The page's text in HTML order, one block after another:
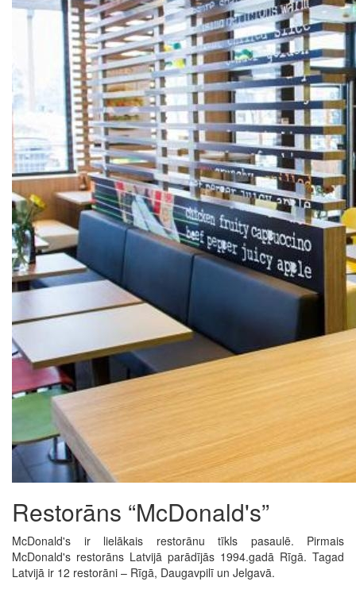
Restorāns “McDonald's”
McDonald's ir lielākais restorānu tīkls pasaulē. Pirmais
McDonald's restorāns Latvijā parādījās 1994.gadā Rīgā. Tagad
Latvijā ir 12 restorāni – Rīgā, Daugavpilī un Jelgavā.